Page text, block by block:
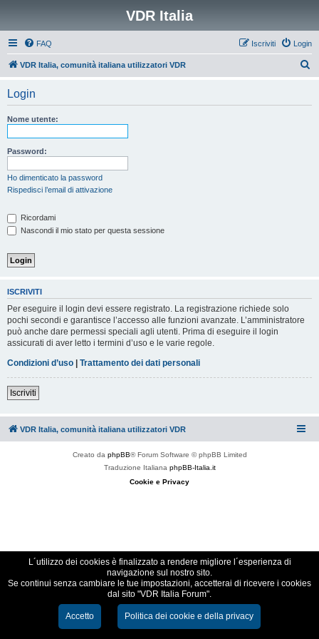
VDR Italia
FAQ Login
Iscriviti
VDR Italia, comunità italiana utilizzatori VDR
Login
Nome utente:
Password:
Ho dimenticato la password
Rispedisci l’email di attivazione
Ricordami
Nascondi il mio stato per questa sessione
ISCRIVITI
Per eseguire il login devi essere registrato. La registrazione richiede solo
pochi secondi e garantisce l’accesso alle funzioni avanzate. L’amministratore
può anche dare permessi speciali agli utenti. Prima di eseguire il login
assicurati di aver letto i termini d’uso e le varie regole.
Condizioni d’uso | Trattamento dei dati personali
Iscriviti
VDR Italia, comunità italiana utilizzatori VDR
Creato da phpBB® Forum Software © phpBB Limited
Traduzione Italiana phpBB-Italia.it
Cookie e Privacy
L´utilizzo dei cookies è finalizzato a rendere migliore l´esperienza di
navigazione sul nostro sito.
Se continui senza cambiare le tue impostazioni, accetterai di ricevere i cookies
dal sito "VDR Italia Forum".
Accetto Politica dei cookie e della privacy